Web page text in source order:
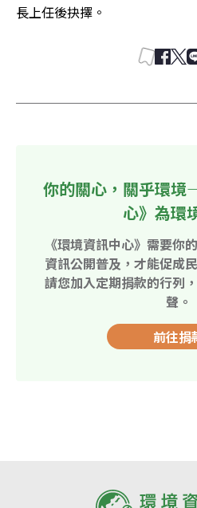
長上任後抉擇。
你的關心，關乎環境
心》為環
《環境資訊中心》需要你
資訊公開普及，才能促成
請您加入定期捐款的行列
聲。
前往捐